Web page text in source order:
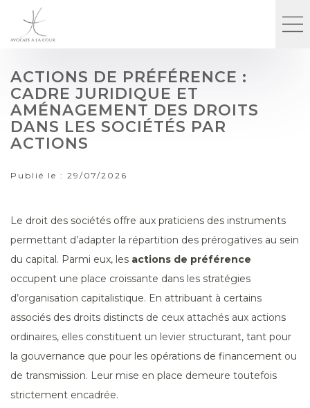
ACTIONS DE PRÉFÉRENCE :
CADRE JURIDIQUE ET
AMÉNAGEMENT DES DROITS
DANS LES SOCIÉTÉS PAR
ACTIONS
Publié le : 29/07/2026
Le droit des sociétés offre aux praticiens des instruments
permettant d’adapter la répartition des prérogatives au sein
du capital. Parmi eux, les actions de préférence
occupent une place croissante dans les stratégies
d’organisation capitalistique. En attribuant à certains
associés des droits distincts de ceux attachés aux actions
ordinaires, elles constituent un levier structurant, tant pour
la gouvernance que pour les opérations de financement ou
de transmission. Leur mise en place demeure toutefois
strictement encadrée.